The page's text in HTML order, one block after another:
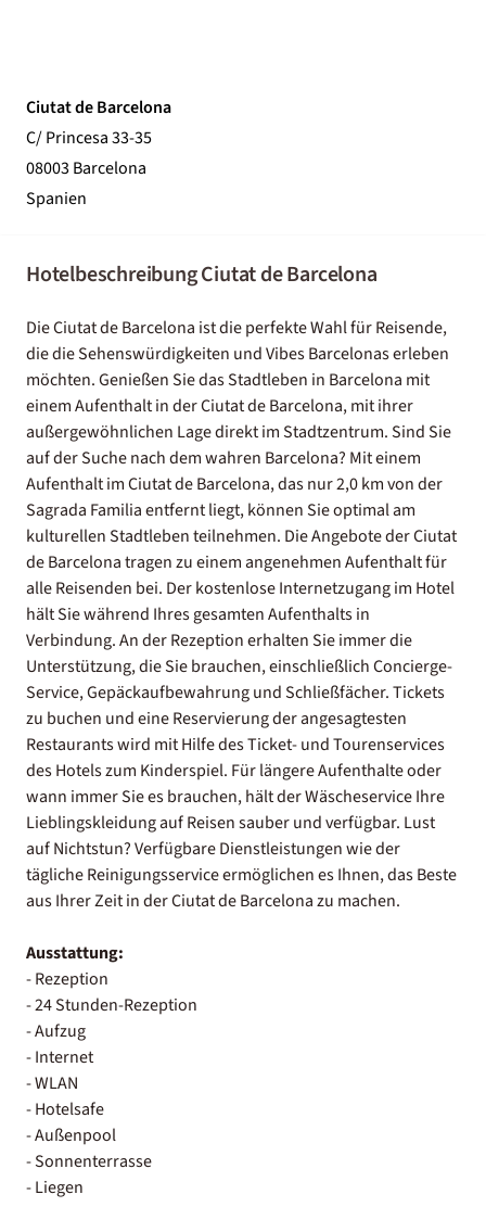
Ciutat de Barcelona
C/ Princesa 33-35
08003 Barcelona
Spanien
Hotelbeschreibung Ciutat de Barcelona
Die Ciutat de Barcelona ist die perfekte Wahl für Reisende,
die die Sehenswürdigkeiten und Vibes Barcelonas erleben
möchten. Genießen Sie das Stadtleben in Barcelona mit
einem Aufenthalt in der Ciutat de Barcelona, mit ihrer
außergewöhnlichen Lage direkt im Stadtzentrum. Sind Sie
auf der Suche nach dem wahren Barcelona? Mit einem
Aufenthalt im Ciutat de Barcelona, das nur 2,0 km von der
Sagrada Familia entfernt liegt, können Sie optimal am
kulturellen Stadtleben teilnehmen. Die Angebote der Ciutat
de Barcelona tragen zu einem angenehmen Aufenthalt für
alle Reisenden bei. Der kostenlose Internetzugang im Hotel
hält Sie während Ihres gesamten Aufenthalts in
Verbindung. An der Rezeption erhalten Sie immer die
Unterstützung, die Sie brauchen, einschließlich Concierge-
Service, Gepäckaufbewahrung und Schließfächer. Tickets
zu buchen und eine Reservierung der angesagtesten
Restaurants wird mit Hilfe des Ticket- und Tourenservices
des Hotels zum Kinderspiel. Für längere Aufenthalte oder
wann immer Sie es brauchen, hält der Wäscheservice Ihre
Lieblingskleidung auf Reisen sauber und verfügbar. Lust
auf Nichtstun? Verfügbare Dienstleistungen wie der
tägliche Reinigungsservice ermöglichen es Ihnen, das Beste
aus Ihrer Zeit in der Ciutat de Barcelona zu machen.
Ausstattung:
- Rezeption
- 24 Stunden-Rezeption
- Aufzug
- Internet
- WLAN
- Hotelsafe
- Außenpool
- Sonnenterrasse
- Liegen